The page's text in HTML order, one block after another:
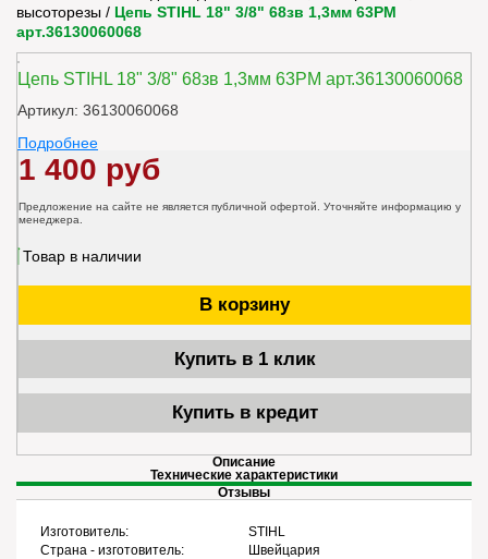
высоторезы / Цепь STIHL 18" 3/8" 68зв 1,3мм 63PМ
арт.36130060068
Цепь STIHL 18" 3/8" 68зв 1,3мм 63PМ арт.36130060068
Артикул: 36130060068
Подробнее
1 400 руб
Предложение на сайте не является публичной офертой. Уточняйте информацию у
менеджера.
Товар в наличии
В корзину
Купить в 1 клик
Купить в кредит
Описание
Технические характеристики
Отзывы
Изготовитель:
STIHL
Страна - изготовитель:
Швейцария